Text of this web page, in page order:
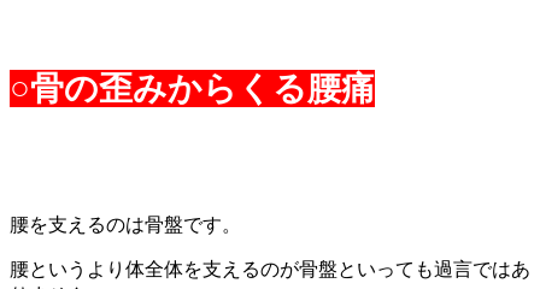
○骨の歪みからくる腰痛
腰を支えるのは骨盤です。
腰というより体全体を支えるのが骨盤といっても過言ではあ